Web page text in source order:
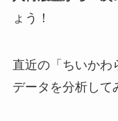
ょう！
直近の「ちいかわ
データを分析して